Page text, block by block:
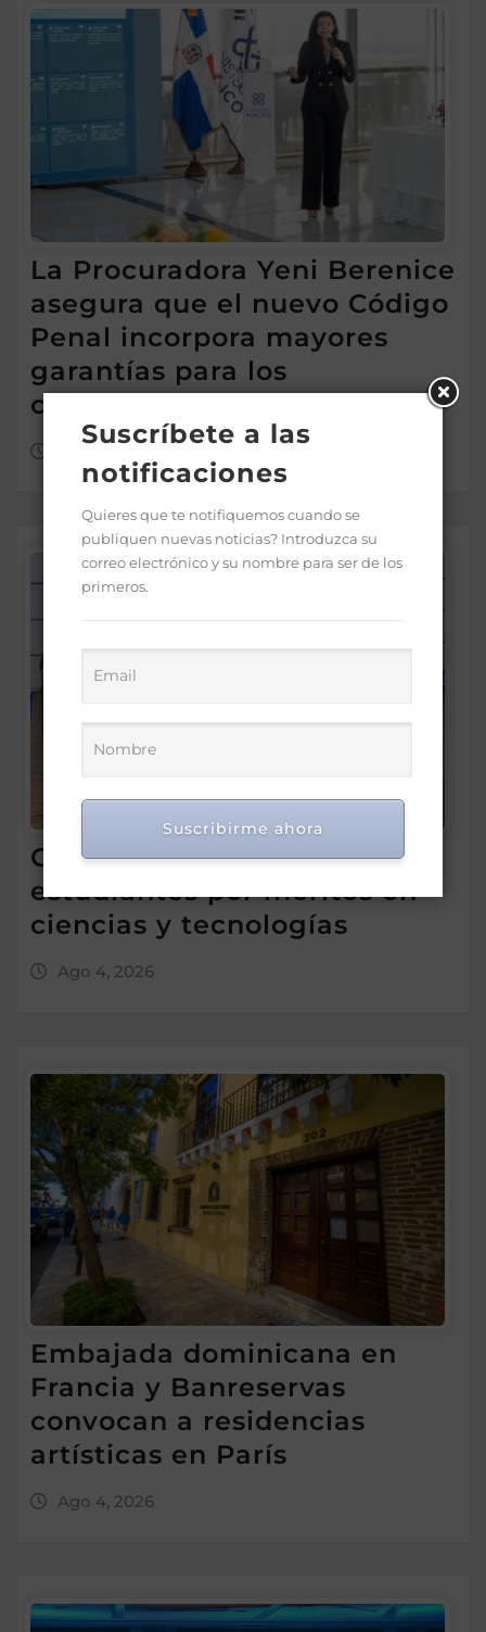
La Procuradora Yeni Berenice
asegura que el nuevo Código
Penal incorpora mayores
garantías para los
ciudadanos
Ago 5, 2026
Gobierno premia a 170
estudiantes por méritos en
ciencias y tecnologías
Ago 4, 2026
Embajada dominicana en
Francia y Banreservas
convocan a residencias
artísticas en París
Ago 4, 2026
Suscríbete a las
notificaciones
Quieres que te notifiquemos cuando se
publiquen nuevas noticias? Introduzca su
correo electrónico y su nombre para ser de los
primeros.
Suscribirme ahora